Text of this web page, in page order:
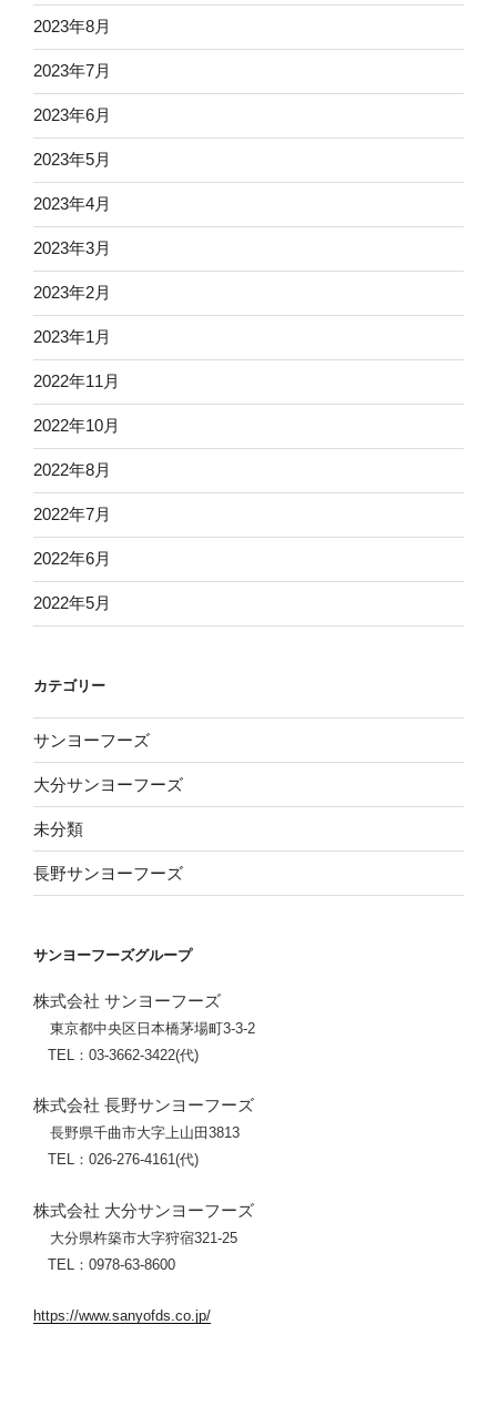
2023年8月
2023年7月
2023年6月
2023年5月
2023年4月
2023年3月
2023年2月
2023年1月
2022年11月
2022年10月
2022年8月
2022年7月
2022年6月
2022年5月
カテゴリー
サンヨーフーズ
大分サンヨーフーズ
未分類
長野サンヨーフーズ
サンヨーフーズグループ
株式会社 サンヨーフーズ
東京都中央区日本橋茅場町3-3-2
TEL：03-3662-3422(代)
株式会社 長野サンヨーフーズ
長野県千曲市大字上山田3813
TEL：026-276-4161(代)
株式会社 大分サンヨーフーズ
大分県杵築市大字狩宿321-25
TEL：0978-63-8600
https://www.sanyofds.co.jp/